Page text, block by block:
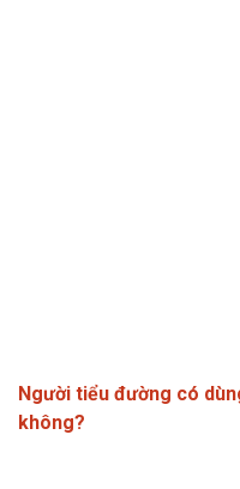
Người tiểu đường có
không?